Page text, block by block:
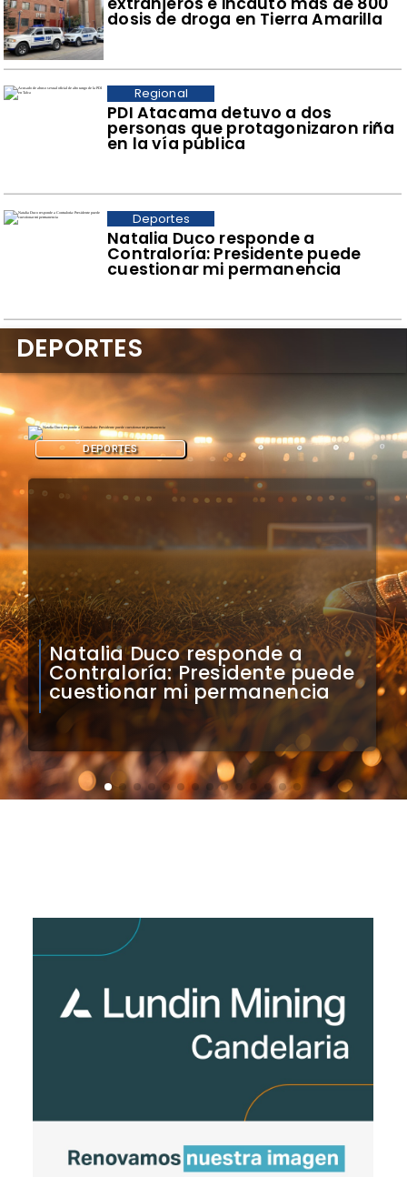
dosis de droga en Tierra Amarilla
PDI Atacama detuvo a dos
personas que protagonizaron riña
en la vía pública
Regional
Natalia Duco responde a
Contraloría: Presidente puede
cuestionar mi permanencia
Deportes
Colo Colo confirma artistas
para bienvenida a Vozinha en
el Monumental
DEPORTES
DEPORTES